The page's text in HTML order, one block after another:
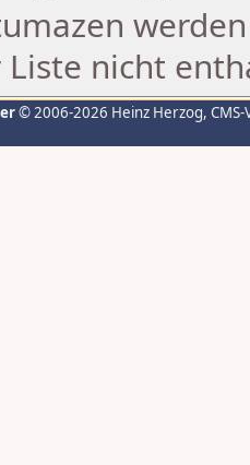
nicht
© 2006-2026 Heinz Herzog,